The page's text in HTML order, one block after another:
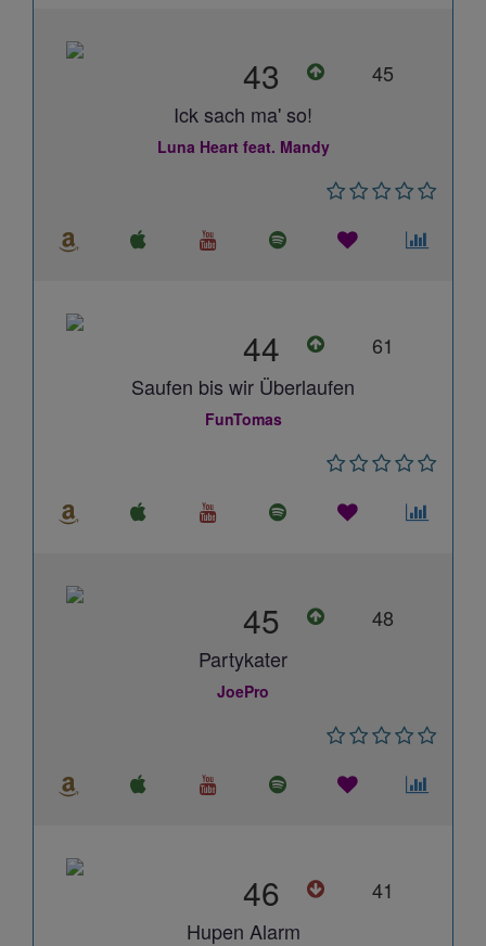
43
45
Ick sach ma' so!
Luna Heart feat. Mandy
44
61
Saufen bis wir Überlaufen
FunTomas
45
48
Partykater
JoePro
46
41
Hupen Alarm